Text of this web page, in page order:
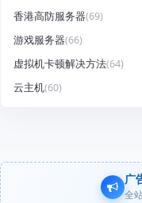
香港高防服务器(69)
游戏服务器(66)
虚拟机卡顿解决方法(64)
云主机(60)
广
全